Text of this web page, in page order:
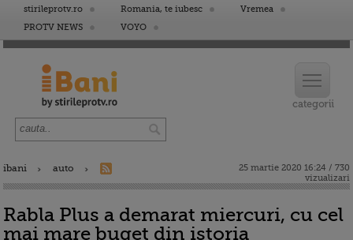
stirileprotv.ro Romania, te iubesc
Vremea
PROTV NEWS
VOYO
ibani auto
25 martie 2020 16:24 / 730
vizualizari
Rabla Plus a demarat miercuri, cu cel
mai mare buget din istoria